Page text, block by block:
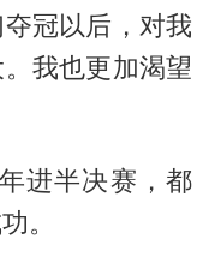
冠以后，对我
我也更加渴望
进半决赛，都
。